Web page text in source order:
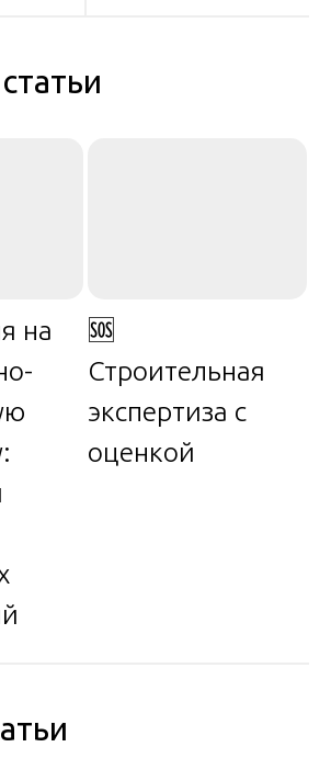
на
🆘
Строительная
экспертиза с
оценкой